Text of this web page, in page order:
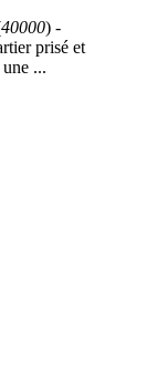
40000) -
prisé et
...